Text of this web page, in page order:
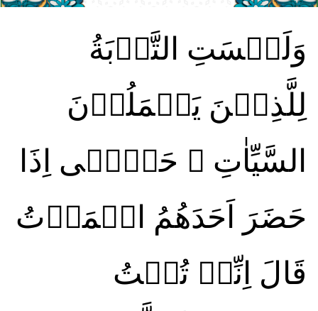
وَلَيۡسَتِ التَّوۡبَةُ
لِلَّذِيۡنَ يَعۡمَلُوۡنَ
السَّيِّاٰتِ‌ ۚ حَتّٰۤى اِذَا
حَضَرَ اَحَدَهُمُ الۡمَوۡتُ
قَالَ اِنِّىۡ تُبۡتُ